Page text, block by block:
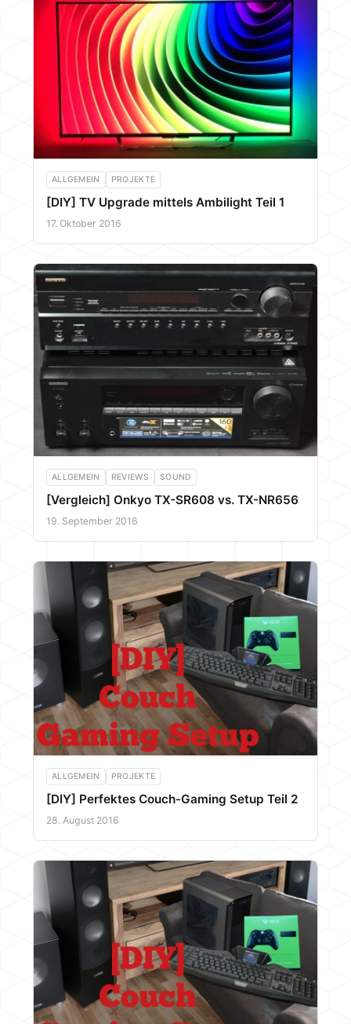
ALLGEMEIN PROJEKTE
[DIY] TV Upgrade mittels Ambilight Teil 1
17. Oktober 2016
ALLGEMEIN REVIEWS SOUND
[Vergleich] Onkyo TX-SR608 vs. TX-NR656
19. September 2016
ALLGEMEIN PROJEKTE
[DIY] Perfektes Couch-Gaming Setup Teil 2
28. August 2016